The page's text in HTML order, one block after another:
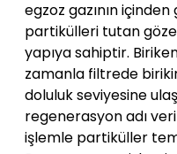
egzoz gazının
partikülleri tutan
yapıya sahiptir.
zamanla filtrede
doluluk seviyesine
regenerasyon adı
işlemle partiküller